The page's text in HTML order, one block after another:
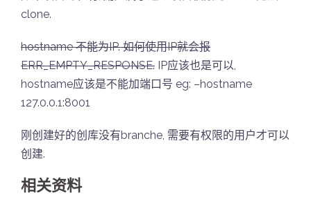
clone.
hostname 不能为IP. 如何使用IP就会报
ERR_EMPTY_RESPONSE. IP应该也是可以,
hostname应该是不能加端口号 eg: –hostname
127.0.0.1:8001
刚创建好的创库没有branche, 需要有权限的用户才可以
创建.
相关资料